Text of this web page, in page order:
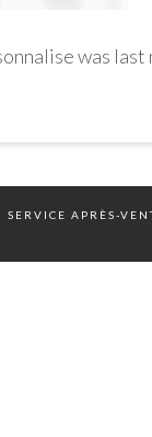
was last
SERVICE APRÈS-